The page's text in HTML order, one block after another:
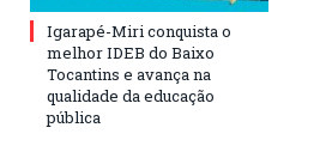
Igarapé-Miri conquista o
melhor IDEB do Baixo
Tocantins e avança na
qualidade da educação
pública